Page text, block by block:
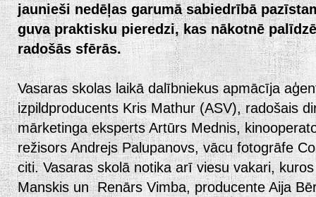
jaunieši nedēļas garumā sabiedrībā
guva praktisku pieredzi, kas nākotnē
radošās sfērās.
Vasaras skolas laikā dalībniekus apmācīja
izpildproducents Kris Mathur (ASV), radošais
mārketinga eksperts Artūrs Mednis,
režisors Andrejs Palupanovs, vācu fotogrāfe
citi. Vasaras skolā notika arī viesu vakari,
Manskis un Renārs Vimba, producente Aija